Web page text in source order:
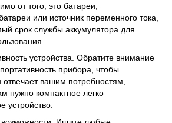
от того, это батареи,
или источник переменного тока,
срок службы аккумулятора для
устройства. Обратите внимание
прибора, чтобы
отвечает вашим потребностям,
нужно компактное легко
устройство.